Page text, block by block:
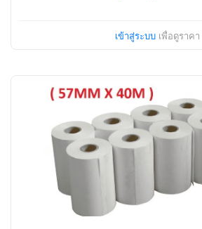
เข้าสู่ระบบเพื่อดูราคา